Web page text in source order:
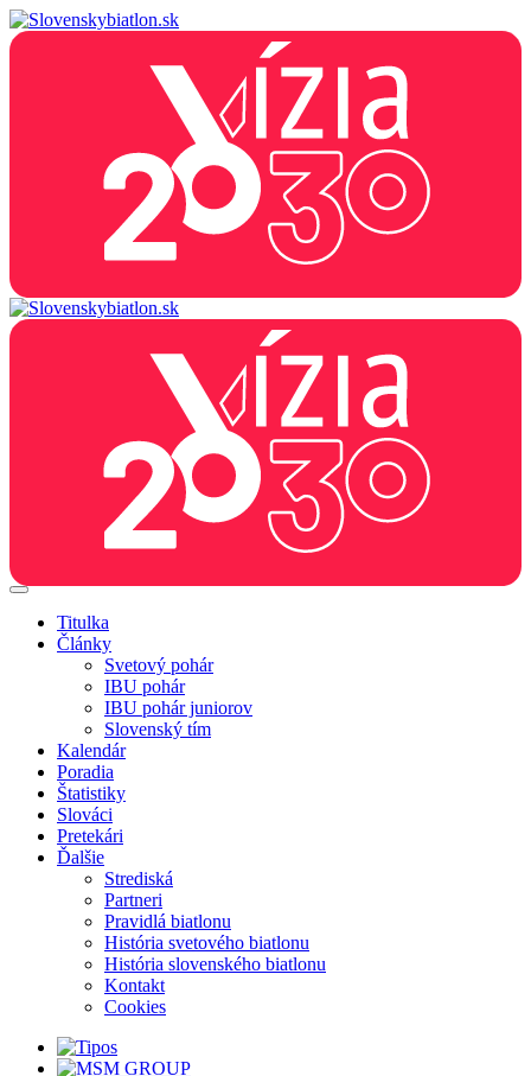
Titulka
Články
Svetový pohár
IBU pohár
IBU pohár juniorov
Slovenský tím
Kalendár
Poradia
Štatistiky
Slováci
Pretekári
Ďalšie
Strediská
Partneri
Pravidlá biatlonu
História svetového biatlonu
História slovenského biatlonu
Kontakt
Cookies